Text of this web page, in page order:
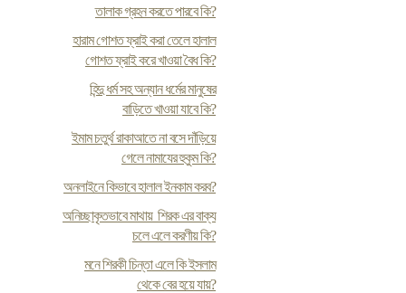
তালাক গ্রহন করতে পারবে কি?
হারাম গোশত ফ্রাই করা তেলে হালাল
গোশত ফ্রাই করে খাওয়া বৈধ কি?
হিন্দু ধর্ম সহ অন্যান ধর্মের মানুষের
বাড়িতে খাওয়া যাবে কি?
ইমাম চতুর্থ রাকাআতে না বসে দাঁড়িয়ে
গেলে নামাযের হুকুম কি?
অনলাইনে কিভাবে হালাল ইনকাম করব?
অনিচ্ছাকৃতভাবে মাথায় শিরক এর বাক্য
চলে এলে করণীয় কি?
মনে শিরকী চিন্তা এলে কি ইসলাম
থেকে বের হয়ে যায়?